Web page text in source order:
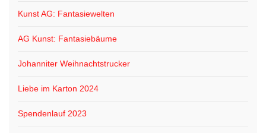
Kunst AG: Fantasiewelten
AG Kunst: Fantasiebäume
Johanniter Weihnachtstrucker
Liebe im Karton 2024
Spendenlauf 2023